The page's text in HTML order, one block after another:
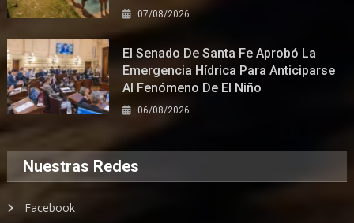
07/08/2026
El Senado De Santa Fe Aprobó La
Emergencia Hídrica Para Anticiparse
Al Fenómeno De El Niño
06/08/2026
Nuestras Redes
Facebook